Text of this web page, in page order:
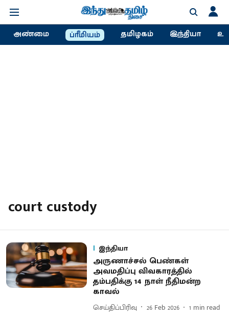
அண்மை ப்ரீமியம் தமிழகம் இந்தியா
court custody
இந்தியா
அருணாச்சல் பெண்கள்
அவமதிப்பு விவகாரத்தில்
தம்பதிக்கு 14 நாள் நீதிமன்ற
காவல்
செய்திப்பிரிவு 26 Feb 2026 1 min read